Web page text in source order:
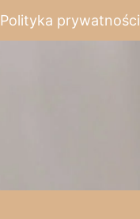
Polityka prywatności